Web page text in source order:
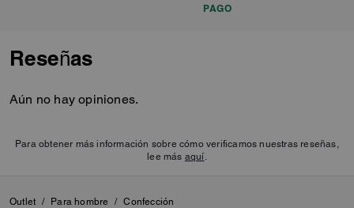
PAGO
Reseñas
Aún no hay opiniones.
Para obtener más información sobre cómo verificamos nuestras reseñas,
lee más aquí
Outlet / Para hombre / Confección